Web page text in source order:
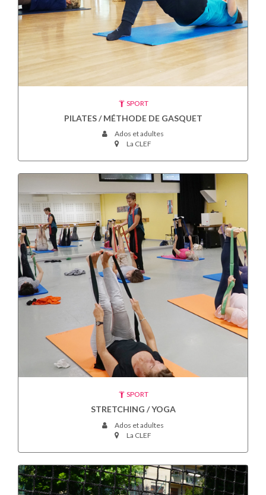
SPORT
PILATES / MÉTHODE DE GASQUET
Ados et adultes
La CLEF
SPORT
STRETCHING / YOGA
Ados et adultes
La CLEF